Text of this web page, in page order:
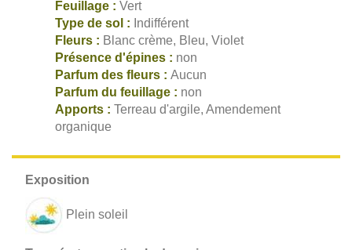
Feuillage : Vert
Type de sol : Indifférent
Fleurs : Blanc crème, Bleu, Violet
Présence d'épines : non
Parfum des fleurs : Aucun
Parfum du feuillage : non
Apports : Terreau d'argile, Amendement
organique
Plein soleil